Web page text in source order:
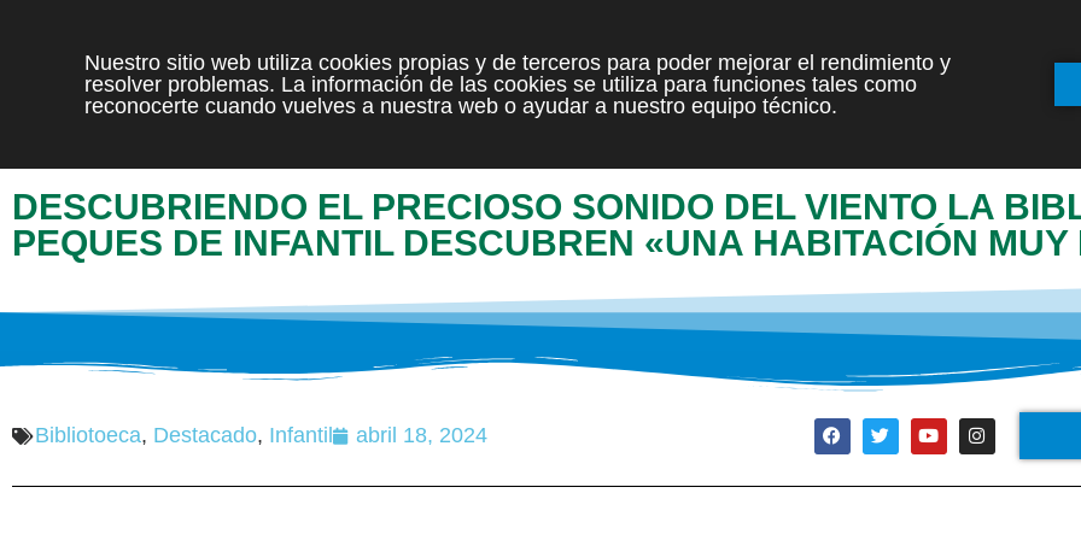
INICIO
DESCUBRIENDO EL PRECIOSO SONIDO DEL VIENTO LA
PEQUES DE INFANTIL DESCUBREN «UNA HABITACIÓN MUY
Bibliotoeca, Destacado, Infantil abril 18, 2024
Nuestro sitio web utiliza cookies propias y de terceros para poder mejorar el rendimiento y
resolver problemas. La información de las cookies se utiliza para funciones tales como
reconocerte cuando vuelves a nuestra web o ayudar a nuestro equipo técnico.